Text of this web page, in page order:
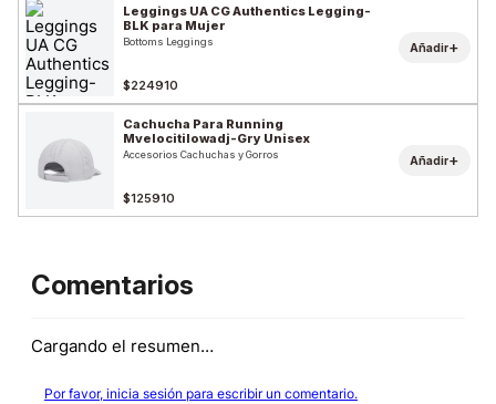
Leggings UA CG Authentics Legging-
BLK para Mujer
Bottoms Leggings
$224910
Añadir+
Cachucha Para Running
Mvelocitilowadj-Gry Unisex
Accesorios Cachuchas y Gorros
$125910
Añadir+
Comentarios
Cargando el resumen…
Por favor, inicia sesión para escribir un comentario.